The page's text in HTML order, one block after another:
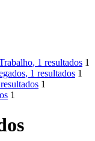
, 1 resultados 1
, 1 resultados 1
1
1